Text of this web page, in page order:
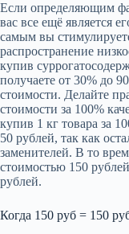
Если определяющим
вас все ещё является
самым вы
распространение
купив
получаете от 30% до
стоимости. Делайте
стоимости за 100%
купив 1 кг товара за
50 рублей, так как
заменителей. В то
стоимостью 150
рублей.
Когда 150 руб = 150